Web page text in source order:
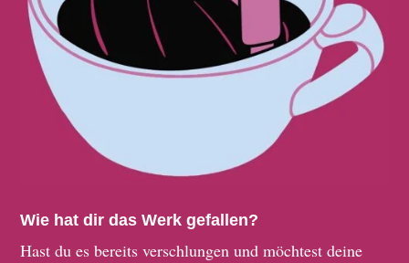
Wie hat dir das Werk gefallen?
Hast du es bereits verschlungen und möchtest deine